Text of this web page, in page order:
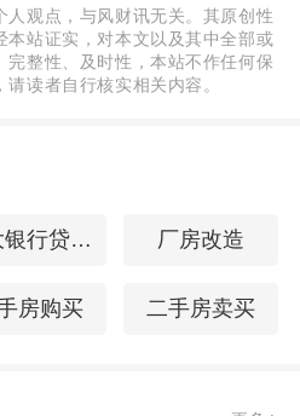
人观点，与风财讯无关。其原创性
本站证实，对本文以及其中全部或
完整性、及时性，本站不作任何保
读者自行核实相关内容。
各大银行贷款利率 厂房改造
房购买 二手房卖买